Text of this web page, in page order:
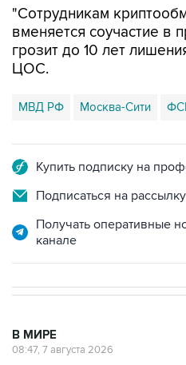
"Сотрудникам
вменяется соучастие в
грозит до 10 лет
ЦОС.
МВД РФ Москва-Сити
Купить подписку на
Подписаться на
Получать оперативные
канале
В МИРЕ
08:47, 7 августа 2026